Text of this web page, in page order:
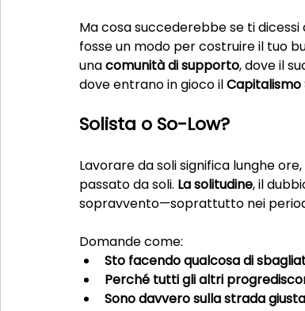
Ma cosa succederebbe se ti
fosse un modo per costruire il tuo
una comunità di supporto, dove il
dove entrano in gioco il Capitalismo
Solista o So-Low?
Lavorare da soli significa lunghe
passato da soli. La solitudine, il
sopravvento—soprattutto nei
Domande come:
Sto facendo qualcosa di
Perché tutti gli altri
Sono davvero sulla strada